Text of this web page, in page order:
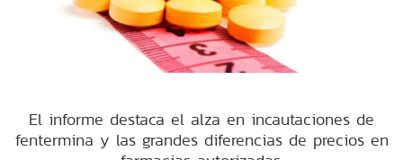
El informe destaca el alza en incautaciones de
fentermina y las grandes diferencias de precios en